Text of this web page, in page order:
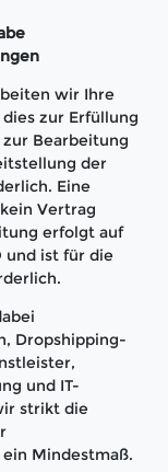
wir Ihre
zur Erfüllung
Bearbeitung
der
Eine
Vertrag
erfolgt auf
und ist für die
Dropshipping-
und IT-
strikt die
Mindestmaß.